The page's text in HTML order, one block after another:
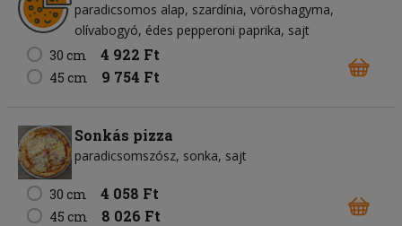
paradicsomos alap szardínia vöröshagyma
olívabogyó édes pepperoni paprika sajt
30 cm
4 922 Ft
45 cm 9 754 Ft
Sonkás pizza
paradicsomszósz sonka sajt
30 cm 4 058 Ft
45 cm 8 026 Ft